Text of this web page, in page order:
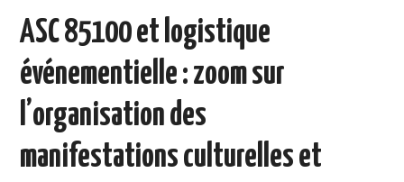
ASC 85100 et logistique
événementielle : zoom sur
l’organisation des
manifestations culturelles et